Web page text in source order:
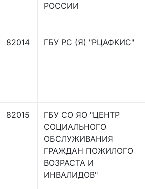
РОССИИ
82014 ГБУ РС (Я) "РЦАФКИС"
82015
ГБУ СО ЯО "ЦЕНТР
СОЦИАЛЬНОГО
ОБСЛУЖИВАНИЯ
ГРАЖДАН ПОЖИЛОГО
ВОЗРАСТА И
ИНВАЛИДОВ"